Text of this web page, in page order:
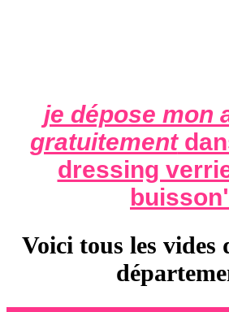
je dépose mon
gratuitement
dressing
buisson
Voici tous les vides